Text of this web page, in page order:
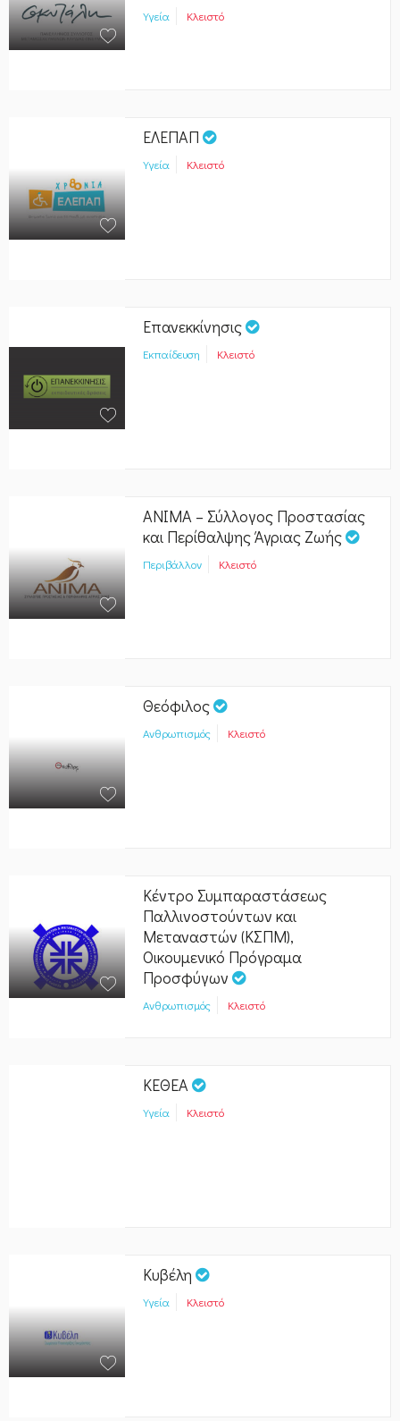
Υγεία Κλειστό
ΕΛΕΠΑΠ
Υγεία Κλειστό
Επανεκκίνησις
Εκπαίδευση Κλειστό
ΑΝΙΜΑ – Σύλλογος Προστασίας
και Περίθαλψης Άγριας Ζωής
Περιβάλλον Κλειστό
Θεόφιλος
Ανθρωπισμός Κλειστό
Κέντρο Συμπαραστάσεως
Παλλινοστούντων και
Μεταναστών (ΚΣΠΜ),
Οικουμενικό Πρόγραμα
Προσφύγων
Ανθρωπισμός Κλειστό
ΚΕΘΕΑ
Υγεία Κλειστό
Κυβέλη
Υγεία Κλειστό